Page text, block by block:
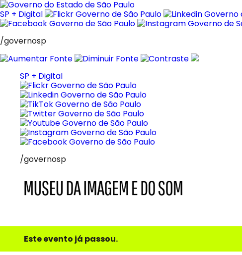
Pular
para
o
SP + Digital
/governosp
SP + Digital
/governosp
e
do
Som
Este evento já passou.